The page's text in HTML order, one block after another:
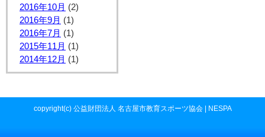
2016年10月 (2)
2016年9月 (1)
2016年7月 (1)
2015年11月 (1)
2014年12月 (1)
copyright(c) 公益財団法人 名古屋市教育スポーツ協会 | NESPA